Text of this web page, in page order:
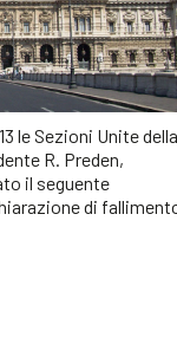
le Sezioni Unite della
R. Preden,
il seguente
di